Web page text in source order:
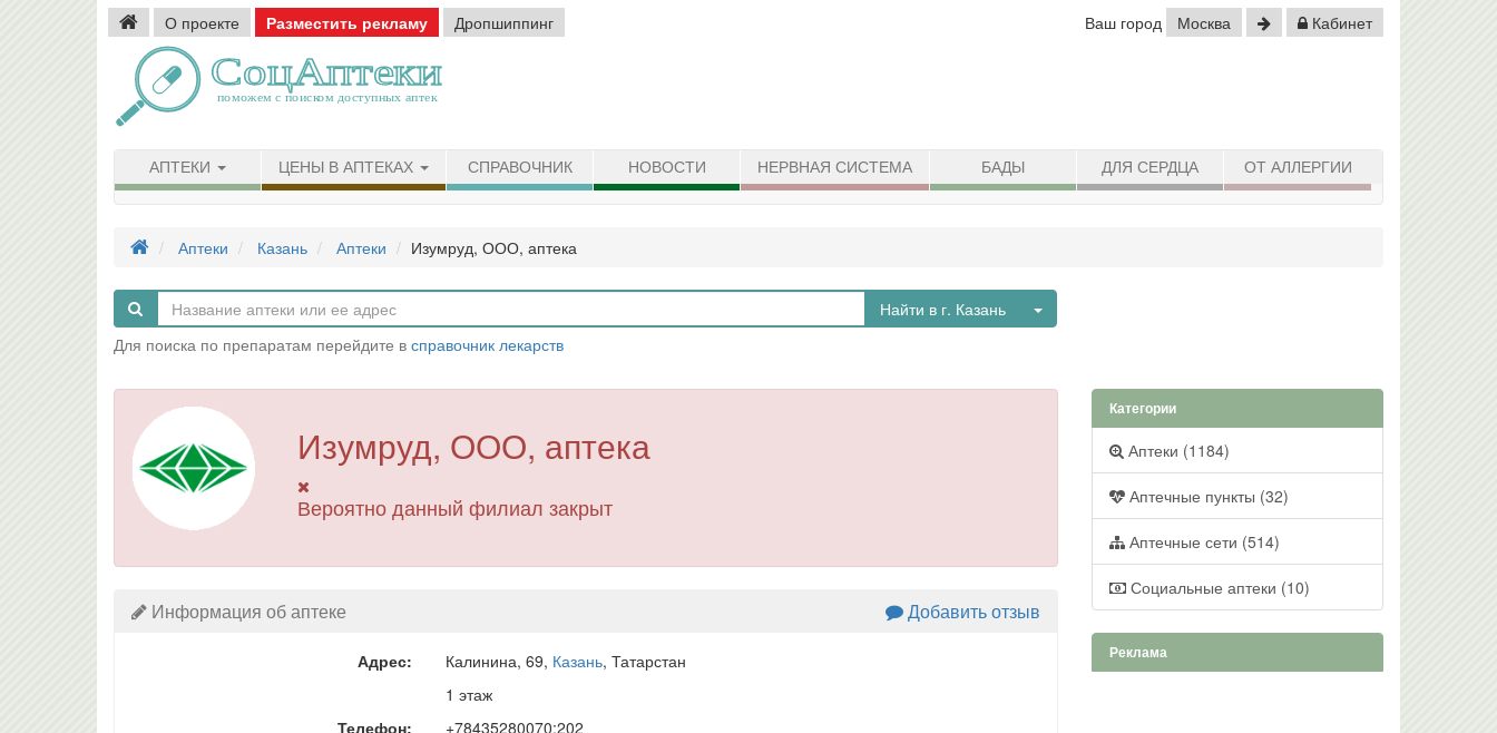
О проекте Разместить рекламу Дропшиппинг Ваш город Москва Кабинет
АПТЕКИ ЦЕНЫ В АПТЕКАХ СПРАВОЧНИК НОВОСТИ НЕРВНАЯ СИСТЕМА БАДЫ ДЛЯ СЕРДЦА ОТ АЛЛЕРГИИ
Аптеки Казань Аптеки Изумруд, ООО, аптека
Найти в г. Казань
Toggle Dropdown
Для поиска по препаратам перейдите в справочник лекарств
Изумруд, ООО, аптека
Вероятно данный филиал закрыт
Информация об аптеке Добавить отзыв
Адрес: Калинина, 69, Казань, Татарстан
1 этаж
Телефон:
+78435280070;202
Категории
Аптеки (1184)
Аптечные пункты (32)
Аптечные сети (514)
Социальные аптеки (10)
Реклама